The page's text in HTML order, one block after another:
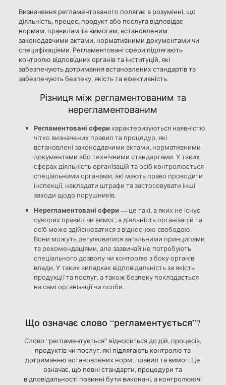
Визначення регламентованого полягає в розумінні, що
діяльність, процес, продукт або послуга відповідає
нормам, правилам та вимогам, встановленим
законодавчими актами, нормативними документами чи
специфікаціями. Регламентовані сфери підлягають
контролю відповідних органів та інституцій, які
забезпечують дотримання встановлених стандартів та
забезпечують безпеку, якість та ефективність.
Різниця між регламентованим та
нерегламентованим
Регламентовані сферихарактеризуються наявністю
чітко визначених правил та процедур, які
встановлені законодавчими актами, нормативними
документами або технічними стандартами. У таких
сферах діяльність організацій та осіб контролюється
спеціальними органами, які мають право проводити
інспекції, накладати штрафи та застосовувати інші
заходи щодо порушників.
Нерегламентовані сфери— це такі, в яких не існує
суворих правил чи вимог, а діяльність організацій та
осіб може здійснюватися з відносною свободою.
Вони можуть регулюватися загальними принципами
та рекомендаціями, але зазвичай не потребують
спеціального дозволу чи контролю з боку органів
влади. У таких випадках відповідальність за якість
продукції та послуг, а також безпеку покладається
на самі організації чи особи.
Що означає слово “регламентується”?
Слово “регламентується” відноситься до дій, процесів,
продуктів чи послуг, які підлягають контролю та
дотриманню встановлених норм, правил та вимог. Це
означає, що певні стандарти, процедури та
відповідальності повинні бути виконані, а контролюючі